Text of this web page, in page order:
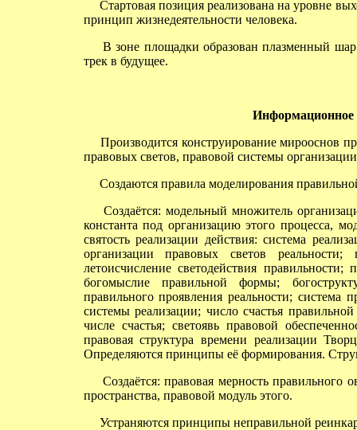
Стартовая позиция реализована на уровне
принцип жизнедеятельности человека.
В зоне площадки образован плазменный
трек в будущее.
Информационное
Производится конструирование мирооснов
правовых светов, правовой системы
Создаются правила моделирования
Создаётся: модельный множитель
константа под организацию этого процесса,
святость реализации действия: система
организации правовых светов реальности;
летоисчисление светодействия
богомыслие правильной формы;
правильного проявления реальности; система
системы реализации; число счастья
числе счастья; светоявь правовой
правовая структура времени реализации
Определяются принципы её формирования.
Создаётся: правовая мерность правильного
пространства, правовой модуль этого.
Устраняются принципы неправильной